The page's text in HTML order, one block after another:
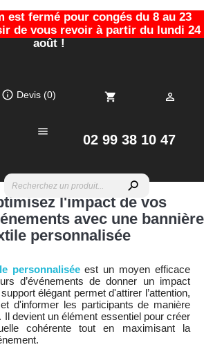
est fermé pour congés du 8 au 23
de vous revoir à partir du lundi 24
août !
02 99 38 10 47
info_outline Devis (0)
search

shopping_cart 
l'impact de vos
avec une bannière
personnalisée
personnaliséeest un moyen efficace
d’événements de donner un impact
élégant permet d'attirer l’attention,
d'informer les participants de manière
Il devient un élément essentiel pour créer
cohérente tout en maximisant la